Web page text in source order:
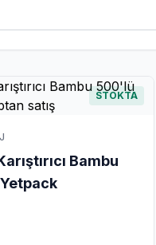
STOKTA
Bambu